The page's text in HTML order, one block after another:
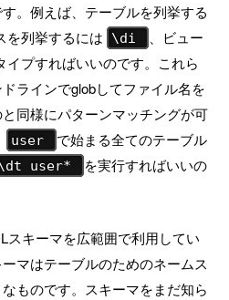
。例えば、テーブルを列挙する
を列挙するには \di
、ビュー
イプすればいいのです。これら
ラインでglobしてファイル名を
同様にパターンマッチングが可
user
で始まる全てのテーブル
user*
を実行すればいいの
スキーマを広範囲で利用してい
マはテーブルのためのネームス
ものです。スキーマをまだ知ら